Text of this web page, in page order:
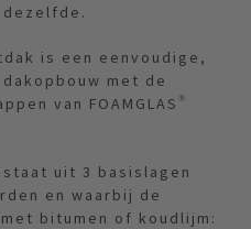
is een eenvoudige,
met de
van FOAMGLAS®
uit 3 basislagen
en waarbij de
bitumen of koudlijm: